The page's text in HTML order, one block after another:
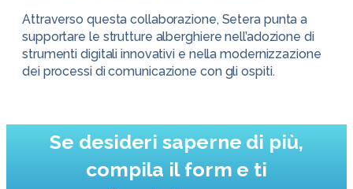
Attraverso questa collaborazione, Setera punta a
supportare le strutture alberghiere nell’adozione di
strumenti digitali innovativi e nella modernizzazione
dei processi di comunicazione con gli ospiti.
Se desideri saperne di più,
compila il form e ti